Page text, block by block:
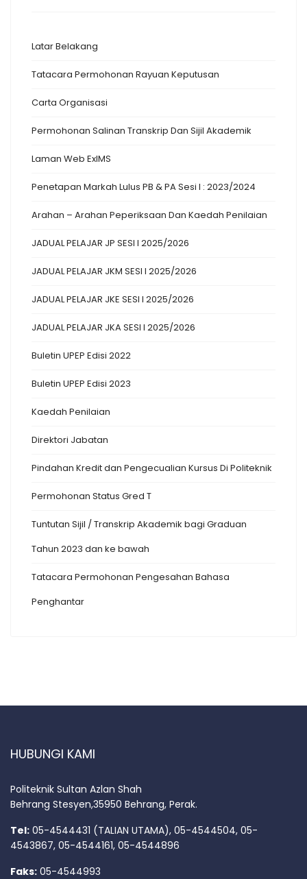
Latar Belakang
Tatacara Permohonan Rayuan Keputusan
Carta Organisasi
Permohonan Salinan Transkrip Dan Sijil Akademik
Laman Web ExIMS
Penetapan Markah Lulus PB & PA Sesi I : 2023/2024
Arahan – Arahan Peperiksaan Dan Kaedah Penilaian
JADUAL PELAJAR JP SESI I 2025/2026
JADUAL PELAJAR JKM SESI I 2025/2026
JADUAL PELAJAR JKE SESI I 2025/2026
JADUAL PELAJAR JKA SESI I 2025/2026
Buletin UPEP Edisi 2022
Buletin UPEP Edisi 2023
Kaedah Penilaian
Direktori Jabatan
Pindahan Kredit dan Pengecualian Kursus Di Politeknik
Permohonan Status Gred T
Tuntutan Sijil / Transkrip Akademik bagi Graduan
Tahun 2023 dan ke bawah
Tatacara Permohonan Pengesahan Bahasa
Penghantar
HUBUNGI KAMI
Politeknik Sultan Azlan Shah
Behrang Stesyen,35950 Behrang, Perak.
Tel: 05-4544431 (TALIAN UTAMA), 05-4544504, 05-
4543867, 05-4544161, 05-4544896
Faks: 05-4544993